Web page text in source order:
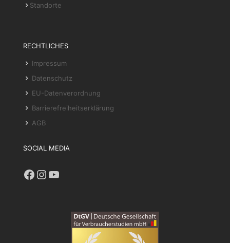
Standorte
RECHTLICHES
Impressum
Datenschutz
EU-Datenverordnung
Barrierefreiheitserklärung
AGB
SOCIAL MEDIA
Facebook
Instagram
YouTube